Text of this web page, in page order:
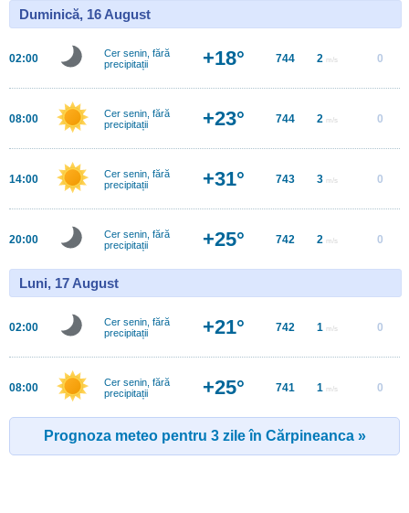
Duminică, 16 August
02:00
Cer senin, fără
precipitații
+18° 744 2 m/s 0
08:00
Cer senin, fără
precipitații
+23° 744 2 m/s 0
14:00
Cer senin, fără
precipitații
+31° 743 3 m/s 0
20:00
Cer senin, fără
precipitații
+25° 742 2 m/s 0
Luni, 17 August
02:00
Cer senin, fără
precipitații
+21° 742 1 m/s 0
08:00
Cer senin, fără
precipitații
+25° 741 1 m/s 0
Prognoza meteo pentru 3 zile în Cărpineanca »